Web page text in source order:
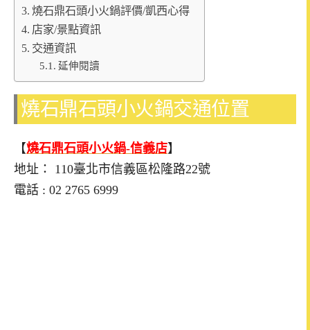
燒石鼎石頭小火鍋評價/凱西心得
店家/景點資訊
交通資訊
延伸閱讀
燒石鼎石頭小火鍋交通位置
【燒石鼎石頭小火鍋-信義店】
地址： 110臺北市信義區松隆路22號
電話 : 02 2765 6999